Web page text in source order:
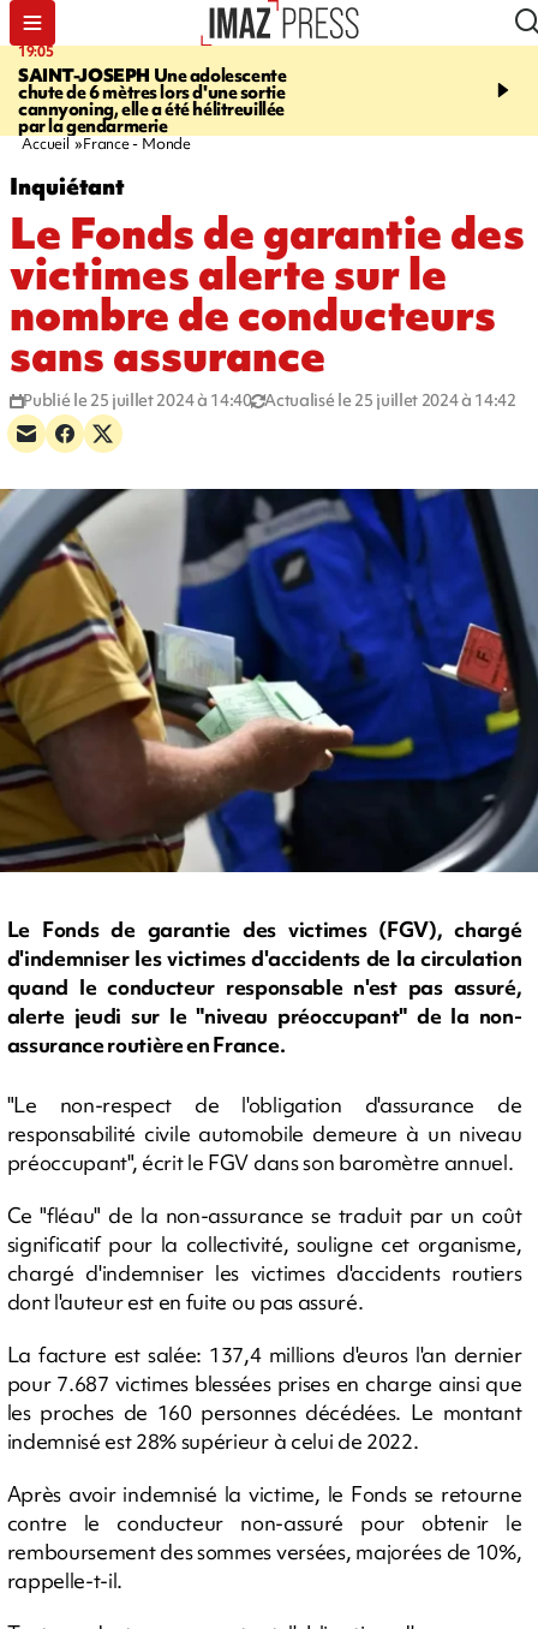
19:05
SAINT-JOSEPH Une adolescente
chute de 6 mètres lors d'une sortie
cannyoning, elle a été hélitreuillée
par la gendarmerie
20:44
rouée de coups,
Accueil France - Monde
Inquiétant
Le Fonds de garantie des
victimes alerte sur le
nombre de conducteurs
sans assurance
Publié le 25 juillet 2024 à 14:40 Actualisé le 25 juillet 2024 à 14:42
Le Fonds de garantie des victimes (FGV), chargé
d'indemniser les victimes d'accidents de la circulation
quand le conducteur responsable n'est pas assuré,
alerte jeudi sur le "niveau préoccupant" de la non-
assurance routière en France.
"Le non-respect de l'obligation d'assurance de
responsabilité civile automobile demeure à un niveau
préoccupant", écrit le FGV dans son baromètre annuel.
Ce "fléau" de la non-assurance se traduit par un coût
significatif pour la collectivité, souligne cet organisme,
chargé d'indemniser les victimes d'accidents routiers
dont l'auteur est en fuite ou pas assuré.
La facture est salée: 137,4 millions d'euros l'an dernier
pour 7.687 victimes blessées prises en charge ainsi que
les proches de 160 personnes décédées. Le montant
indemnisé est 28% supérieur à celui de 2022.
Après avoir indemnisé la victime, le Fonds se retourne
contre le conducteur non-assuré pour obtenir le
remboursement des sommes versées, majorées de 10%,
rappelle-t-il.